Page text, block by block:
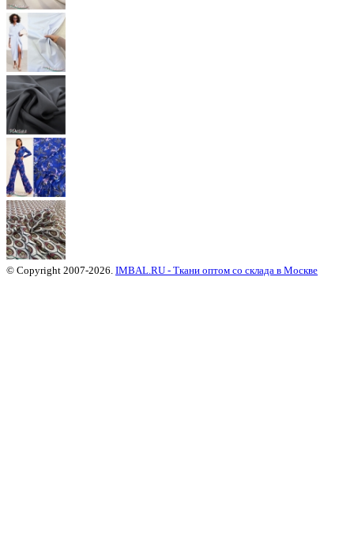
© Copyright 2007-2026. IMBAL.RU - Ткани оптом со склада в Москве